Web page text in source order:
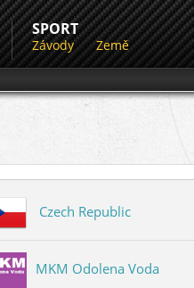
SPORT
Závody Země
Czech Republic
MKM Odolena Voda